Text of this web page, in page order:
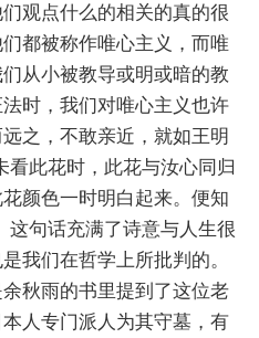
观点什么的相关的真的很
都被称作唯心主义，而唯
从小被教导或明或暗的教
时，我们对唯心主义也许
之，不敢亲近，就如王明
看此花时，此花与汝心同归
颜色一时明白起来。便知
这句话充满了诗意与人生很
我们在哲学上所批判的。
秋雨的书里提到了这位老
人专门派人为其守墓，有